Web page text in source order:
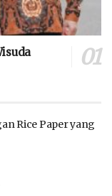
Rice Paper yang